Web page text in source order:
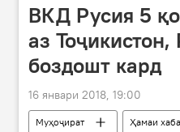
ВКД Русия 5
аз
боздошт кард
16 январи 2018, 19:00
Муҳоҷират Ҳамаи